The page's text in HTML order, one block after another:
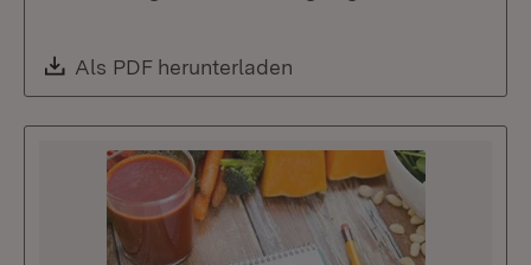
Download:
Als PDF herunterladen